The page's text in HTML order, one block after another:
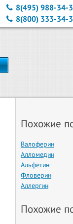
8(495) 988-34-
8(800) 333-34-
Похожие
Валоферин
Алломедин
Альфетин
Фловерин
Аллергин
Похожие